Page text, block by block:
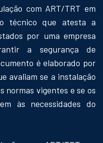
com ART/TRT em
técnico que atesta a
por uma empresa
a segurança de
é elaborado por
avaliam se a instalação
normas vigentes e se os
às necessidades do